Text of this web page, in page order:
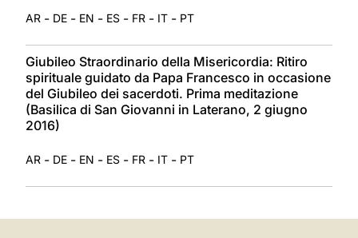
AR - DE - EN - ES - FR - IT - PT
Giubileo Straordinario della Misericordia: Ritiro
spirituale guidato da Papa Francesco in occasione
del Giubileo dei sacerdoti. Prima meditazione
(Basilica di San Giovanni in Laterano, 2 giugno
2016)
AR - DE - EN - ES - FR - IT - PT